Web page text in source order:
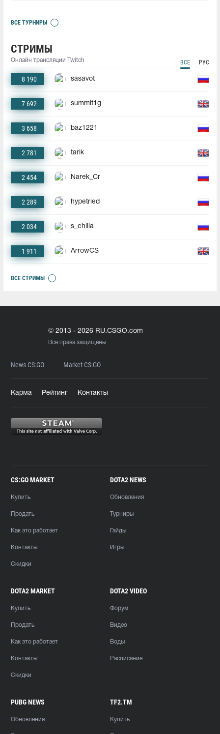
ВСЕ ТУРНИРЫ
СТРИМЫ
Онлайн трансляции Twitch ВСЕ РУС
8 190 sasavot
7 692 summit1g
3 658 baz1221
2 781 tarik
2 454 Narek_Cr
2 289 hypetried
2 034 s_chilla
1 911 ArrowCS
ВСЕ СТРИМЫ
© 2013 - 2026 RU.CSGO.com
Все права защищены
News CS:GO Market CS:GO
Карма Рейтинг Контакты
CS:GO MARKET
Купить
Продать
Как это работает
Контакты
Скидки
DOTA2 NEWS
Обновления
Турниры
Гайды
Игры
DOTA2 MARKET
Купить
Продать
Как это работает
Контакты
Скидки
DOTA2 VIDEO
Форум
Видео
Воды
Расписание
PUBG NEWS
Обновления
TF2.TM
Купить